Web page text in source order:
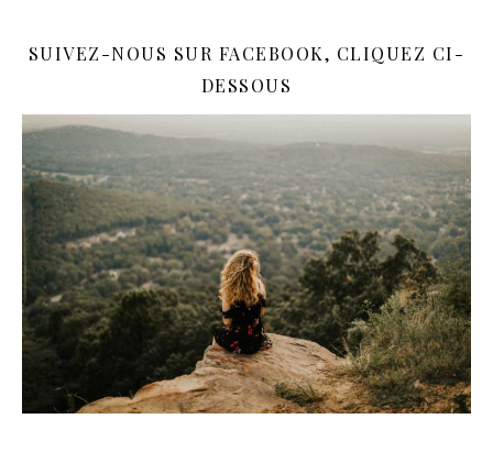
SUIVEZ-NOUS SUR FACEBOOK, CLIQUEZ CI-
DESSOUS